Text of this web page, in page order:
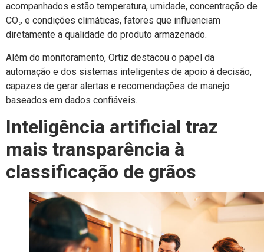
acompanhados estão temperatura, umidade, concentração de
CO₂ e condições climáticas, fatores que influenciam
diretamente a qualidade do produto armazenado.
Além do monitoramento, Ortiz destacou o papel da
automação e dos sistemas inteligentes de apoio à decisão,
capazes de gerar alertas e recomendações de manejo
baseados em dados confiáveis.
Inteligência artificial traz
mais transparência à
classificação de grãos